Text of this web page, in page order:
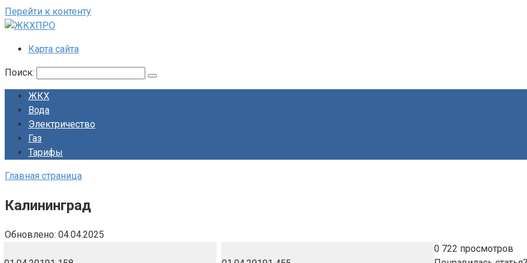
Перейти к контенту
Карта сайта
Поиск:
ЖКХ
Вода
Электричество
Газ
Тарифы
Главная страница
Калининград
Обновлено: 04.04.2025
0 722 просмотров